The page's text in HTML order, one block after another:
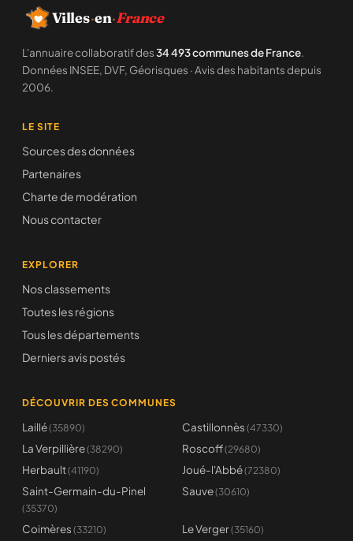
Villes·en·France
L'annuaire collaboratif des34 493 communes de France.
Données INSEE, DVF, Géorisques · Avis des habitants depuis
2006.
LE SITE
Sources des données
Partenaires
Charte de modération
Nous contacter
EXPLORER
Nos classements
Toutes les régions
Tous les départements
Derniers avis postés
DÉCOUVRIR DES COMMUNES
Laillé(35890) Castillonnès (47330)
La Verpillière(38290) Roscoff(29680)
Herbault(41190) Joué-l'Abbé(72380)
Saint-Germain-du-Pinel
(35370)
Sauve(30610)
Coimères (33210) Le Verger(35160)